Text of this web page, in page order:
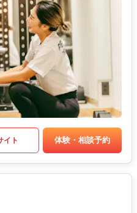
イト 体験・相談予約